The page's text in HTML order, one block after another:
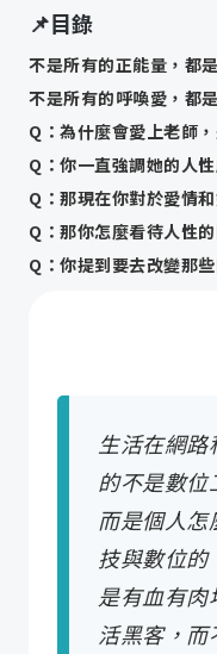
📌目錄
不是所有的正能量，都
不是所有的呼喚愛，都
Q：為什麼會愛上老師
更多陳銘的資料
做純良的自己，構建愛
生活在網
的不是數位
而是個人
技與數位
是有血有
活黑客，